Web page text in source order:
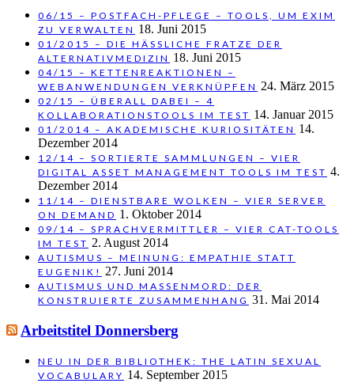
06/15 – POSTFACH-PFLEGE – TOOLS, UM EXIM
ZU VERWALTEN 18. Juni 2015
01/2015 – DIE HÄSSLICHE FRATZE DER
ALTERNATIVMEDIZIN 18. Juni 2015
04/15 – KETTENREAKTIONEN –
WEBANWENDUNGEN VERKNÜPFEN 24. März 2015
02/15 – ÜBERALL DABEI – 4
KOLLABORATIONSTOOLS IM TEST 14. Januar 2015
01/2014 – AKADEMISCHE KURIOSITÄTEN 14.
Dezember 2014
12/14 – SORTIERTE SAMMLUNGEN – VIER
DIGITAL ASSET MANAGEMENT TOOLS IM TEST 4.
Dezember 2014
11/14 – DIENSTBARE WOLKEN – VIER SERVER
ON DEMAND 1. Oktober 2014
09/14 – SPRACHVERMITTLER – VIER CAT-TOOLS
IM TEST 2. August 2014
AUTISMUS – MEINUNG: EMPATHIE STATT
EUGENIK!
27. Juni 2014
AUTISMUS UND MASSENMORD: DER
KONSTRUIERTE ZUSAMMENHANG 31. Mai 2014
Arbeitstitel Donnersberg
NEU IN DER BIBLIOTHEK: THE LATIN SEXUAL
VOCABULARY 14. September 2015